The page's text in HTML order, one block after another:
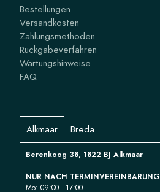
Bestellungen
Versandkosten
Zahlungsmethoden
Rückgabeverfahren
Wartungshinweise
FAQ
Alkmaar Breda
Berenkoog 38, 1822 BJ Alkmaar
NUR NACH TERMINVEREINBARUNG
Mo: 09:00 - 17:00